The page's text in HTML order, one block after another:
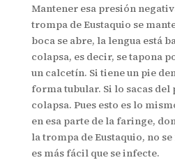
Mantener esa presión
trompa de Eustaquio se
boca se abre, la lengua está
colapsa, es decir, se tapona
un calcetín. Si tiene un pie
forma tubular. Si lo sacas del
colapsa. Pues esto es lo
en esa parte de la faringe,
la trompa de Eustaquio, no
es más fácil que se infecte.